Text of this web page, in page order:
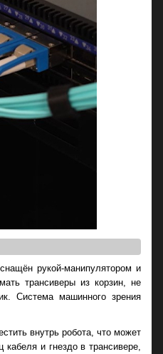
рукой-манипулятором и
трансиверы из корзин, не
Система машинного зрения
внутрь робота, что может
и гнездо в трансивере,